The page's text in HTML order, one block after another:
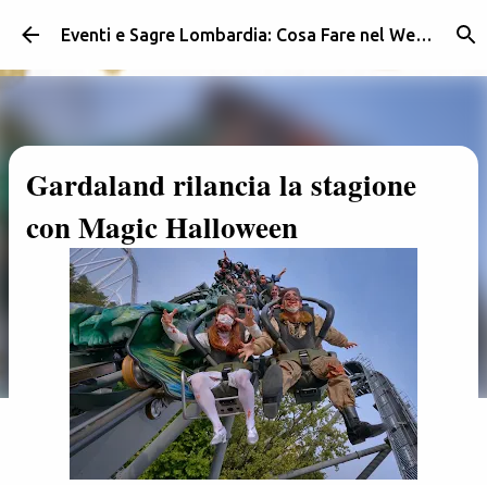
Passa ai contenuti principali Eventi e Sagre Lombardia: Cosa Fare nel Weekend | Weekendidea
Gardaland rilancia la stagione
con Magic Halloween